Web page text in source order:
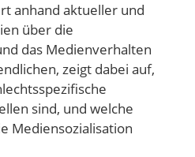
anhand aktueller und
über die
das Medienverhalten
zeigt dabei auf,
sind, und welche
Mediensozialisation